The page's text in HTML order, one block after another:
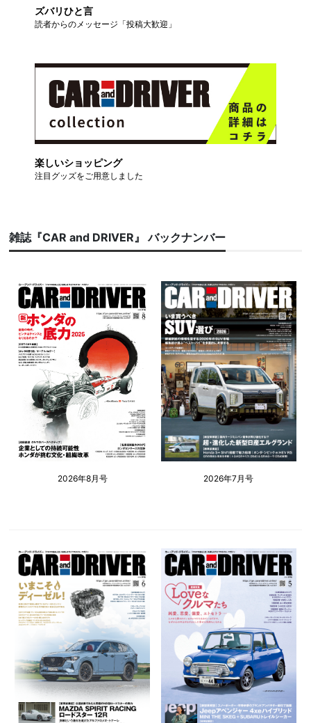
ズバリひと言
読者からのメッセージ「投稿大歓迎」
楽しいショッピング
注目グッズをご用意しました
雑誌『CAR and DRIVER』 バックナンバー
2026年8月号 2026年7月号